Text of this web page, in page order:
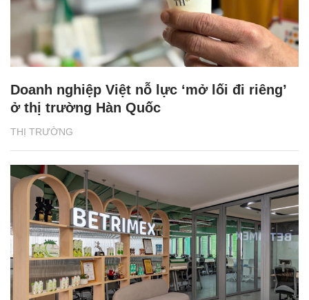
THỊ TRƯỜNG
Doanh nghiệp Việt nỗ lực ‘mở lối đi riêng’
ở thị trường Hàn Quốc